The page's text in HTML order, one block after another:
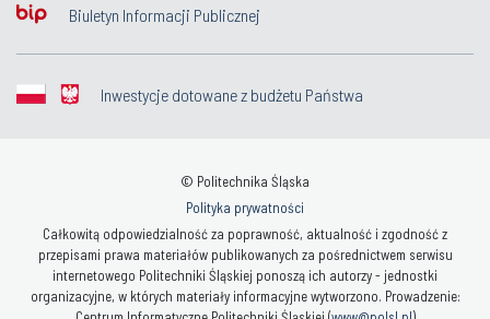
Biuletyn Informacji Publicznej
Inwestycje dotowane z budżetu Państwa
© Politechnika Śląska
Polityka prywatności
Całkowitą odpowiedzialność za poprawność, aktualność i zgodność z
przepisami prawa materiałów publikowanych za pośrednictwem serwisu
internetowego Politechniki Śląskiej ponoszą ich autorzy - jednostki
organizacyjne, w których materiały informacyjne wytworzono. Prowadzenie: